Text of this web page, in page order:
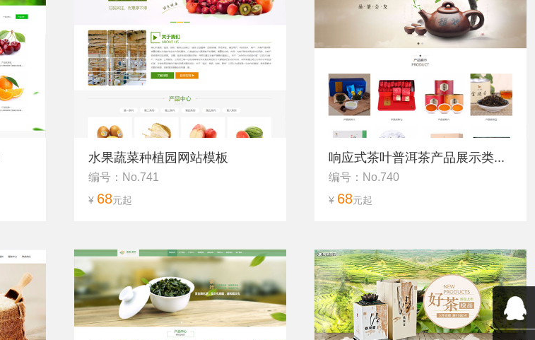
水果蔬菜种植园网站模板
编号：No.741
¥ 68元起
响应式茶叶普洱茶产品展示类...
编号：No.740
¥ 68元起